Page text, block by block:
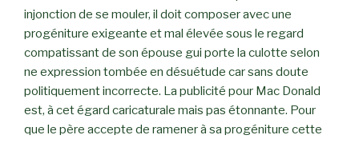
injonction de se mouler, il doit composer avec une
progéniture exigeante et mal élevée sous le regard
compatissant de son épouse gui porte la culotte selon
ne expression tombée en désuétude car sans doute
politiquement incorrecte. La publicité pour Mac Donald
est, à cet égard caricaturale mais pas étonnante. Pour
que le père accepte de ramener à sa progéniture cette